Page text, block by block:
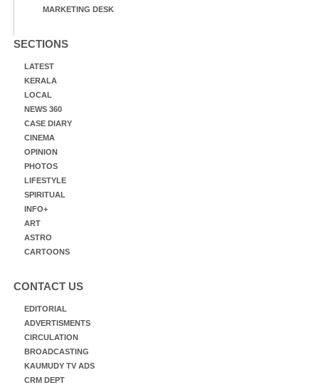
MARKETING DESK
SECTIONS
LATEST
KERALA
LOCAL
NEWS 360
CASE DIARY
CINEMA
OPINION
PHOTOS
LIFESTYLE
SPIRITUAL
INFO+
ART
ASTRO
CARTOONS
CONTACT US
EDITORIAL
ADVERTISMENTS
CIRCULATION
BROADCASTING
KAUMUDY TV ADS
CRM DEPT